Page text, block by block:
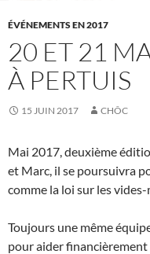
ÉVÉNEMENTS EN 2017
20 ET 21
À PERTUIS
15 JUIN 2017 CHÔC
Mai 2017, deuxième
et Marc, il se poursuivra
comme la loi sur les
Toujours une même
pour aider financièrement